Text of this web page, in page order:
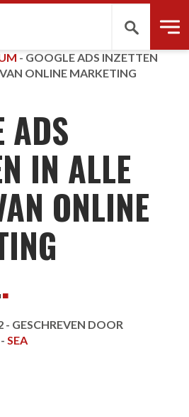
Zoeken
- GOOGLE ADS INZETTEN
ONLINE MARKETING
ADS
IN ALLE
ONLINE
.
- GESCHREVEN DOOR
- SEA